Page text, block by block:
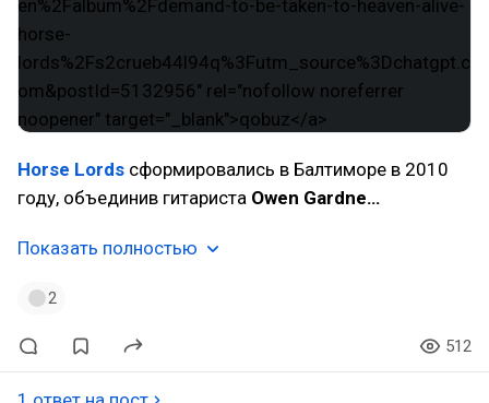
Horse Lords сформировались в Балтиморе в 2010
году, объединив гитариста Owen Gardne…
Показать полностью
2
512